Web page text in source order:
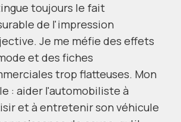
toujours le fait
de l'impression
Je me méfie des effets
et des fiches
trop flatteuses. Mon
: aider l'automobiliste à
et à entretenir son véhicule